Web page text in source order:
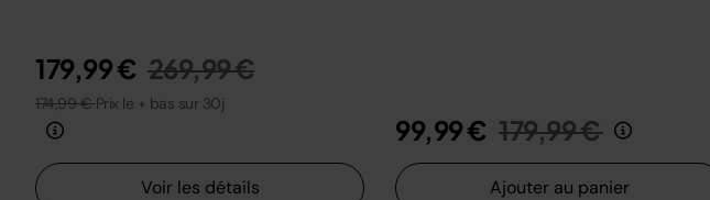
179,99 € Prix réduit de
269,99 €au
174,99 €Prix le + bas sur 30j
Voir les détails
99,99 € Prix réduit de
179,99 €au
Ajouter au panier